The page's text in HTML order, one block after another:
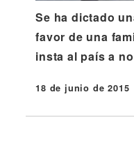
Se ha dictado
favor de una
insta al país a
Publicado
18 de junio de 2015